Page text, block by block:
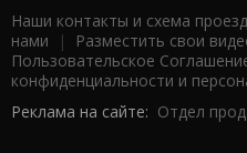
Наши контакты и схема
нами | Разместить свои
Пользовательское
конфиденциальности и
Реклама на сайте: Отдел